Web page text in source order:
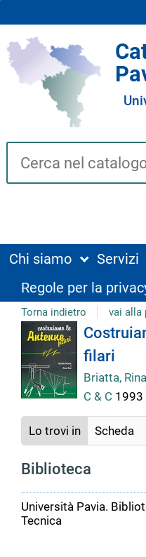
Cerca su "Catalogo"
Chi siamo Servizi
Regole per la
Torna indietro vai alla
Dettaglio
del
documento
filari
Briatta,
C & C 1993
Lo trovi in Scheda
Biblioteca
Università Pavia.
Tecnica